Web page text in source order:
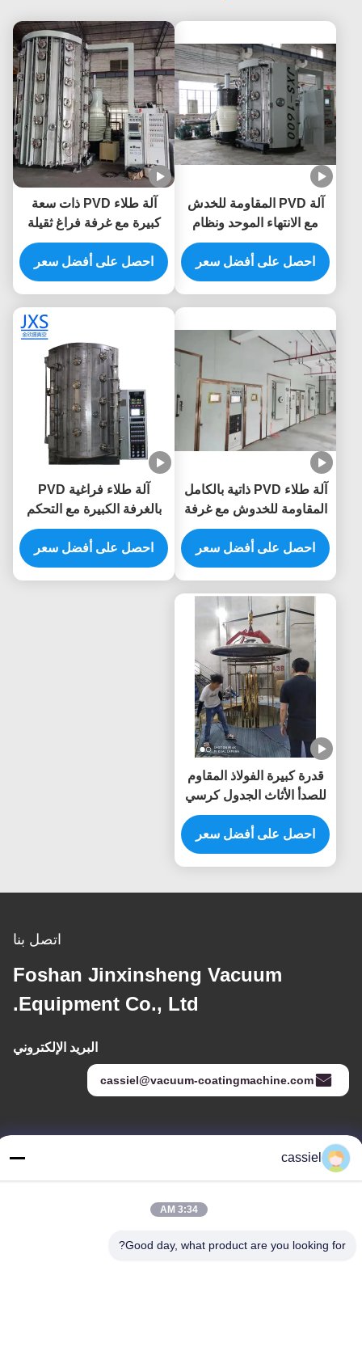
آلة PVD المقاومة للخدش
مع الانتهاء الموحد ونظام
التحكم التلقائي الكامل
للأثاث المعدني
احصل على أفضل سعر
آلة طلاء PVD ذات سعة
كبيرة مع غرفة فراغ ثقيلة
ونظام التحكم التلقائي
الكامل
احصل على أفضل سعر
آلة طلاء PVD ذاتية بالكامل
المقاومة للخدوش مع غرفة
من الفولاذ المقاوم للصدأ
لأطر الأثاث
احصل على أفضل سعر
آلة طلاء فراغية PVD
بالغرفة الكبيرة مع التحكم
التلقائي الكامل لمعدات
طلاء الذهب المصنوعة
خصيصًا
احصل على أفضل سعر
قدرة كبيرة الفولاذ المقاوم
للصدأ الأثاث الجدول كرسي
التيتانيوم الذهب PVD آلة
طلاء الفراغ
احصل على أفضل سعر
اتصل بنا
Foshan Jinxinsheng Vacuum
Equipment Co., Ltd.
البريد الإلكتروني
cassiel@vacuum-coatingmachine.com
العنوان
الهاتف
cassiel
3:34 AM
Good day, what product are you looking for?